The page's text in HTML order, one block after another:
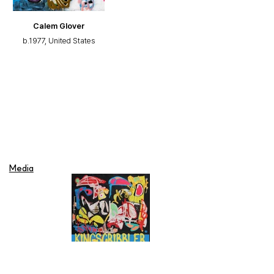
Calem Glover
b.1977, United States
Media